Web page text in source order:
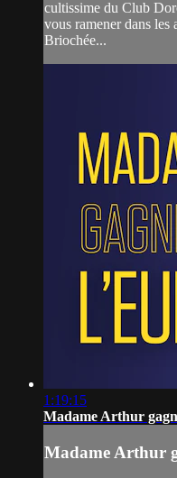
cultissime du Club
vous ramener dans
Briochée...
1:19:15
Madame Arthur
Madame Arthur